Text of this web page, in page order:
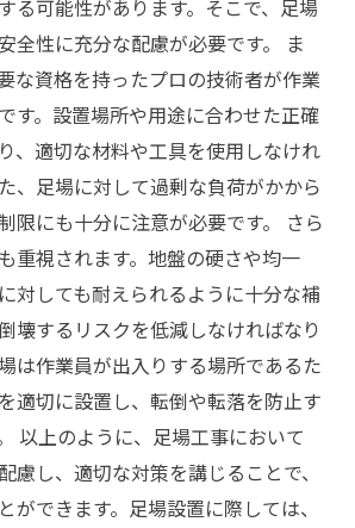
る可能性があります。そこで、足場
全性に充分な配慮が必要です。 ま
な資格を持ったプロの技術者が作業
す。設置場所や用途に合わせた正確
、適切な材料や工具を使用しなけれ
、足場に対して過剰な負荷がかから
限にも十分に注意が必要です。 さら
重視されます。地盤の硬さや均一
対しても耐えられるように十分な補
壊するリスクを低減しなければなり
は作業員が出入りする場所であるた
適切に設置し、転倒や転落を防止す
以上のように、足場工事において
慮し、適切な対策を講じることで、
ができます。足場設置に際しては、